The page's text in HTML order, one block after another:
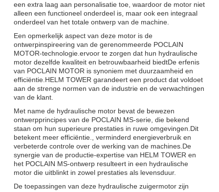
een extra laag aan personalisatie toe, waardoor de motor niet
alleen een functioneel onderdeel is, maar ook een integraal
onderdeel van het totale ontwerp van de machine.
Een opmerkelijk aspect van deze motor is de
ontwerpinspireering van de gerenommeerde POCLAIN
MOTOR-technologie.ervoor te zorgen dat hun hydraulische
motor dezelfde kwaliteit en betrouwbaarheid biedtDe erfenis
van POCLAIN MOTOR is synoniem met duurzaamheid en
efficiëntie.HELM TOWER garandeert een product dat voldoet
aan de strenge normen van de industrie en de verwachtingen
van de klant.
Met name de hydraulische motor bevat de bewezen
ontwerpprincipes van de POCLAIN MS-serie, die bekend
staan om hun superieure prestaties in ruwe omgevingen.Dit
betekent meer efficiëntie., verminderd energieverbruik en
verbeterde controle over de werking van de machines.De
synergie van de productie-expertise van HELM TOWER en
het POCLAIN MS-ontwerp resulteert in een hydraulische
motor die uitblinkt in zowel prestaties als levensduur.
De toepassingen van deze hydraulische zuigermotor zijn